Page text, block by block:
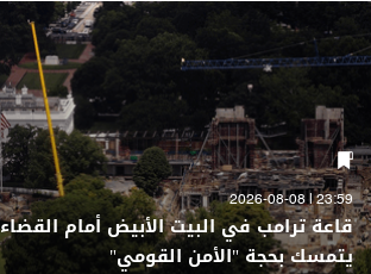
23:59 | 2026-08-08
قاعة ترامب في البيت الأبيض أمام
يتمسك بحجة "الأمن القومي"